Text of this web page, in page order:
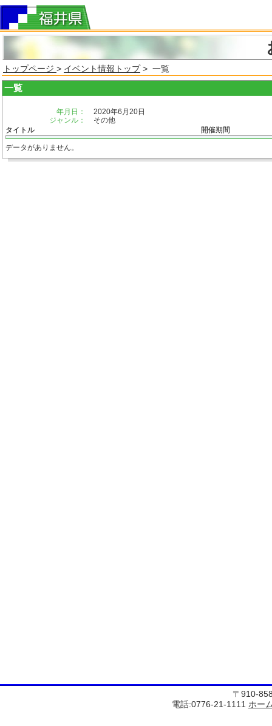
トップページ > イベント情報トップ> 一覧
一覧
年月日：
2020年6月20日
ジャンル：
その他
タイトル
開催期間
データがありません。
〒910-
電話:0776-21-1111 ホー